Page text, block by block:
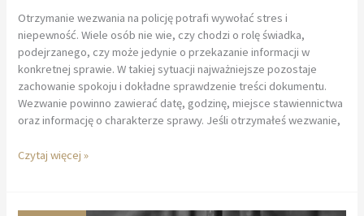
Otrzymanie wezwania na policję potrafi wywołać stres i
niepewność. Wiele osób nie wie, czy chodzi o rolę świadka,
podejrzanego, czy może jedynie o przekazanie informacji w
konkretnej sprawie. W takiej sytuacji najważniejsze pozostaje
zachowanie spokoju i dokładne sprawdzenie treści dokumentu.
Wezwanie powinno zawierać datę, godzinę, miejsce stawiennictwa
oraz informację o charakterze sprawy. Jeśli otrzymałeś wezwanie,
Co
Czytaj więcej »